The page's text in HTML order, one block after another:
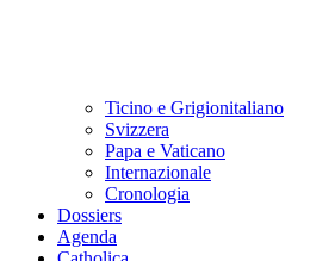
Ticino e Grigionitaliano
Svizzera
Papa e Vaticano
Internazionale
Cronologia
Dossiers
Agenda